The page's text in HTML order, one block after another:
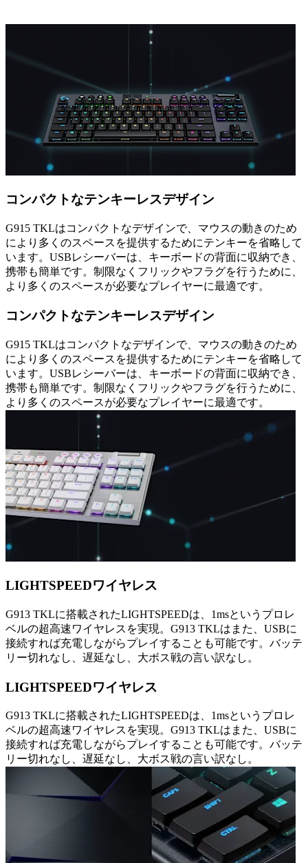
コンパクトなテンキーレスデザイン
G915 TKLはコンパクトなデザインで、マウスの動きのため
により多くのスペースを提供するためにテンキーを省略して
います。USBレシーバーは、キーボードの背面に収納でき、
携帯も簡単です。制限なくフリックやフラグを行うために、
より多くのスペースが必要なプレイヤーに最適です。
コンパクトなテンキーレスデザイン
G915 TKLはコンパクトなデザインで、マウスの動きのため
により多くのスペースを提供するためにテンキーを省略して
います。USBレシーバーは、キーボードの背面に収納でき、
携帯も簡単です。制限なくフリックやフラグを行うために、
より多くのスペースが必要なプレイヤーに最適です。
LIGHTSPEEDワイヤレス
G913 TKLに搭載されたLIGHTSPEEDは、1msというプロレ
ベルの超高速ワイヤレスを実現。G913 TKLはまた、USBに
接続すれば充電しながらプレイすることも可能です。バッテ
リー切れなし、遅延なし、大ボス戦の言い訳なし。
LIGHTSPEEDワイヤレス
G913 TKLに搭載されたLIGHTSPEEDは、1msというプロレ
ベルの超高速ワイヤレスを実現。G913 TKLはまた、USBに
接続すれば充電しながらプレイすることも可能です。バッテ
リー切れなし、遅延なし、大ボス戦の言い訳なし。